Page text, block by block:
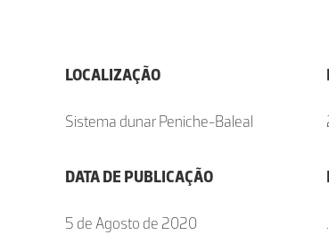
LOCALIZAÇÃO
Sistema dunar Peniche-Baleal
DATA DE PUBLICAÇÃO
5 de Agosto de 2020